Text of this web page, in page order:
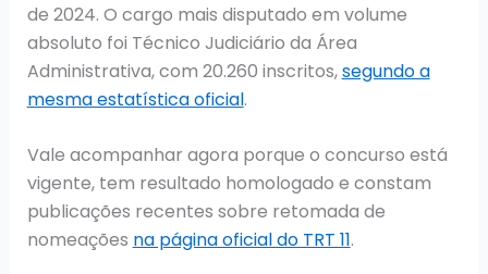
de 2024. O cargo mais disputado em volume
absoluto foi Técnico Judiciário da Área
Administrativa, com 20.260 inscritos,segundo a
mesma estatística oficial.
Vale acompanhar agora porque o concurso está
vigente, tem resultado homologado e constam
publicações recentes sobre retomada de
nomeações na página oficial do TRT 11.